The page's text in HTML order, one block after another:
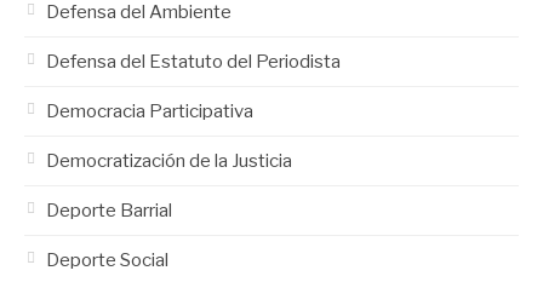
Defensa del Ambiente
Defensa del Estatuto del Periodista
Democracia Participativa
Democratización de la Justicia
Deporte Barrial
Deporte Social